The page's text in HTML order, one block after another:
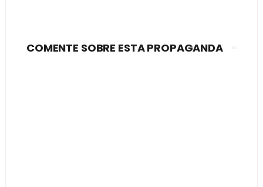
COMENTE SOBRE ESTA PROPAGANDA